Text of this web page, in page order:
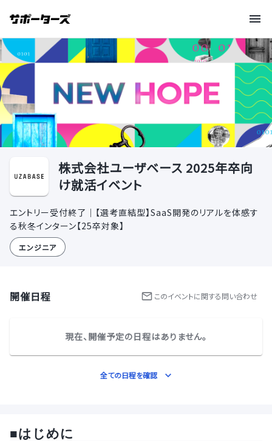
株式会社ユーザベース 2025年卒向
け就活イベント
エントリー受付終了｜【選考直結型】SaaS開発のリアルを体感す
る秋冬インターン【25卒対象】
エンジニア
開催日程 このイベントに関する問い合わせ
現在、開催予定の日程はありません。
全ての日程を確認
■はじめに